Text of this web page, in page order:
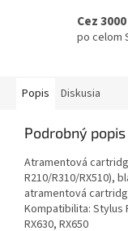
Cez
po celom
Popis Diskusia
Podrobný popis
Atramentová
R210/R310/RX510),
atramentová
Kompatibilita: Stylus
RX630, RX650